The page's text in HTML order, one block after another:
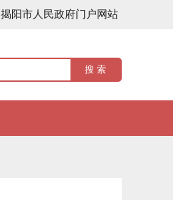
揭阳市人民政府门户网站